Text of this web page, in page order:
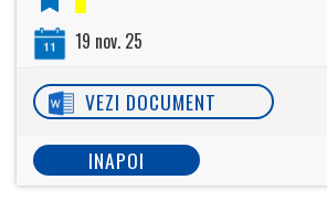
19 nov. 25
VEZI DOCUMENT
INAPOI